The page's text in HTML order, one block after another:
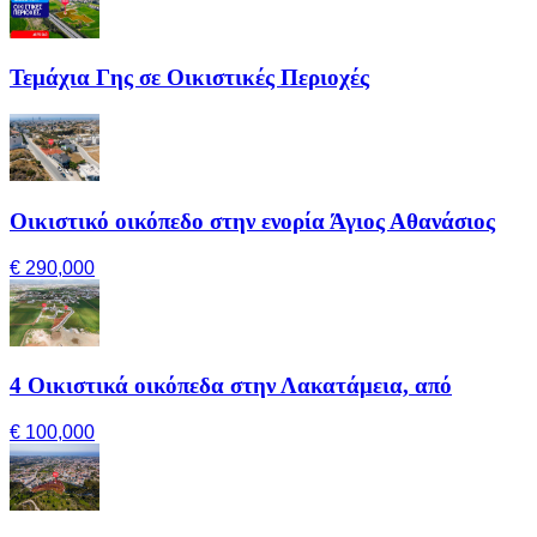
Τεμάχια Γης σε Οικιστικές Περιοχές
Οικιστικό οικόπεδο στην ενορία Άγιος Αθανάσιος
€ 290,000
4 Οικιστικά οικόπεδα στην Λακατάμεια, από
€ 100,000